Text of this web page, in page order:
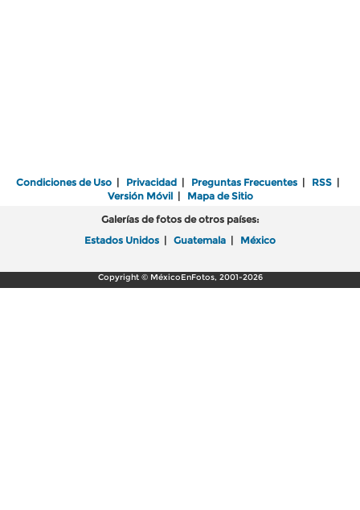
Condiciones de Uso | Privacidad | Preguntas Frecuentes | RSS |
Versión Móvil| Mapa de Sitio
Galerías de fotos de otros países:
Estados Unidos | Guatemala | México
Copyright © MéxicoEnFotos, 2001-2026